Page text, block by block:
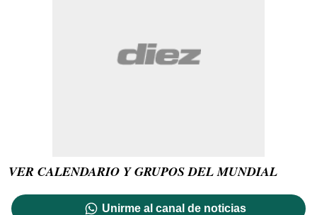
VER CALENDARIO Y GRUPOS DEL MUNDIAL
Unirme al canal de noticias